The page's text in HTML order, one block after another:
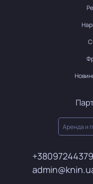
Аренда и
+38097244379